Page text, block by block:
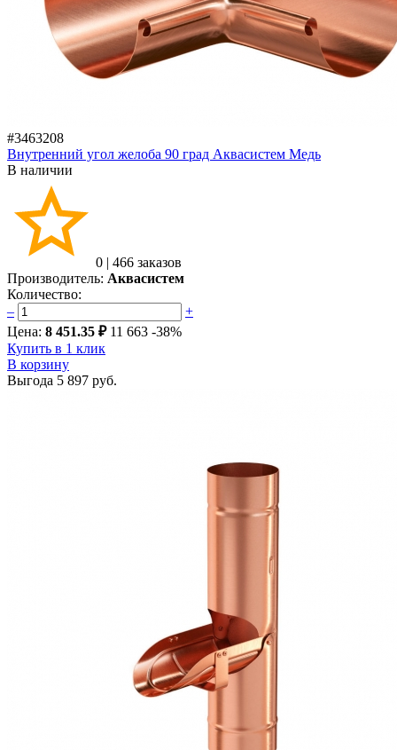
#3463208
Внутренний угол желоба 90 град Аквасистем Медь
В наличии
0 | 466 заказов
Производитель: Аквасистем
Количество:
–
+
Цена: 8 451.35 ₽ 11 663 -38%
Купить в 1 клик
В корзину
Выгода 5 897 руб.